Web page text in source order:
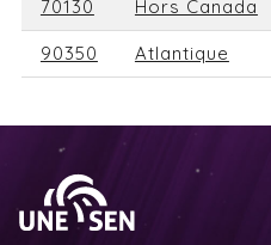
70130 Hors Canada
90350 Atlantique